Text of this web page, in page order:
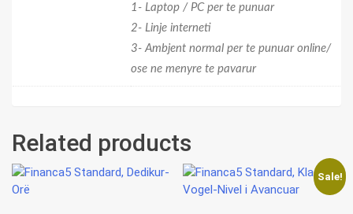
1- Laptop / PC per te punuar
2- Linje interneti
3- Ambjent normal per te punuar online/
ose ne menyre te pavarur
Related products
Sale!